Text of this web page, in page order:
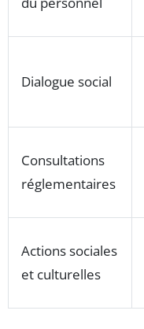
Dialogue social
Consultations
réglementaires
Actions sociales
et culturelles